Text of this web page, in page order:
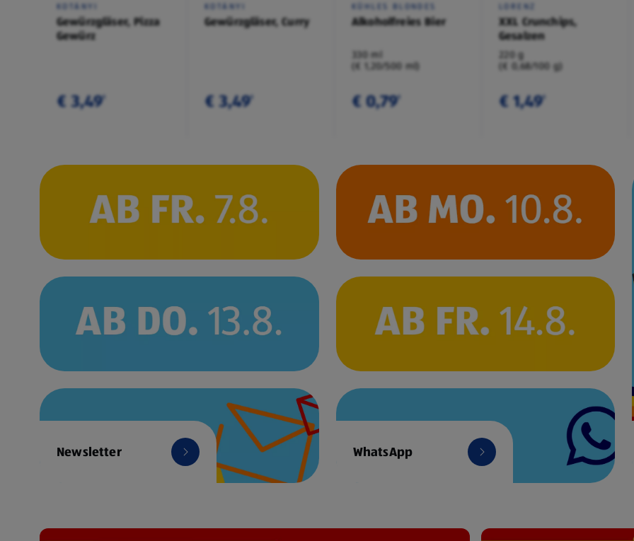
KOTÁNYI
Gewürzgläser, Pizza
Gewürz
€ 3,49¹
KOTÁNYI
Gewürzgläser, Curry
€ 3,49¹
KÜHLES BLONDES
Alkoholfreies Bier
330 ml
(€ 1,20/500 ml)
€ 0,79¹
LORENZ
XXL Crunchips,
Gesalzen
220 g
(€ 0,68/100 g)
€ 1,49¹
Newsletter WhatsApp